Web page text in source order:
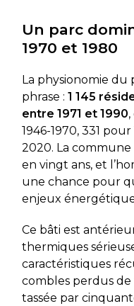
Un parc
1970 et 1980
La physionomie
phrase : 1 145
entre 1971 et 1990
1946-1970, 331
2020. La commune
en vingt ans, et
une chance pour
enjeux
Ce bâti est
thermiques
caractéristiques
combles perdus
tassée par